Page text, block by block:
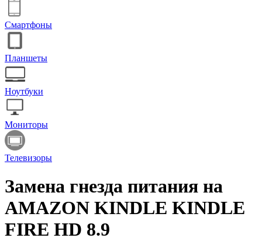
Смартфоны
Планшеты
Ноутбуки
Мониторы
Телевизоры
Замена гнезда питания на
AMAZON KINDLE KINDLE
FIRE HD 8.9